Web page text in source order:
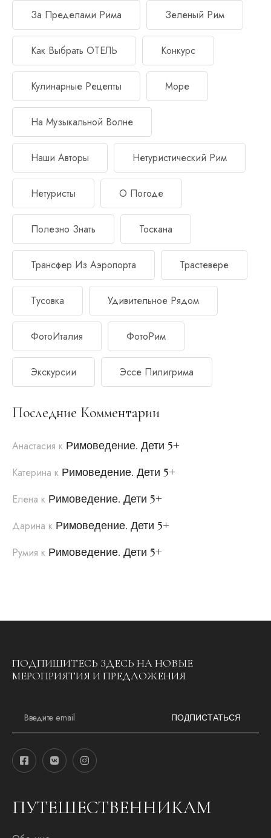
За Пределами Рима Зеленый Рим
Как Выбрать ОТЕЛЬ Конкурс
Кулинарные Рецепты Море
На Музыкальной Волне
Наши Авторы Нетуристический Рим
Нетуристы О Погоде
Полезно Знать Тоскана
Трансфер Из Аэропорта Трастевере
Тусовка Удивительное Рядом
ФотоИталия ФотоРим
Экскурсии Эссе Пилигрима
Последние Комментарии
Анастасия к Римоведение. Дети 5+
Катерина к Римоведение. Дети 5+
Елена к Римоведение. Дети 5+
Дарина к Римоведение. Дети 5+
Румия к Римоведение. Дети 5+
ПОДПИШИТЕСЬ ЗДЕСЬ НА НОВЫЕ
МЕРОПРИЯТИЯ И ПРЕДЛОЖЕНИЯ
a
l
*
ПОДПИСТАТЬСЯ
ПУТЕШЕСТВЕННИКАМ